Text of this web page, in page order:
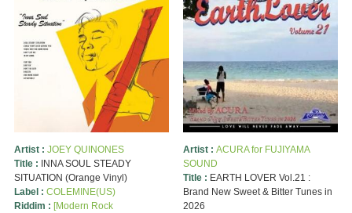
Artist : JOEY QUINONES
Title : INNA SOUL STEADY
SITUATION (Orange Vinyl)
Label : COLEMINE(US)
Riddim : [Modern Rock
Artist : ACURA for FUJIYAMA
SOUND
Title : EARTH LOVER Vol.21 :
Brand New Sweet & Bitter Tunes in
2026